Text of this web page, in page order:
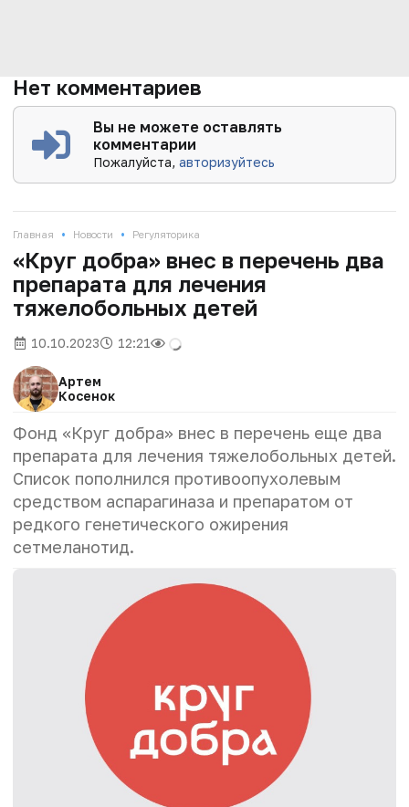
Нет комментариев
Вы не можете оставлять
комментарии
Пожалуйста,авторизуйтесь
Главная • Новости • Регуляторика
«Круг добра» внес в перечень два
препарата для лечения
тяжелобольных детей
10.10.2023 12:21
Артем
Косенок
Фонд «Круг добра» внес в перечень еще два
препарата для лечения тяжелобольных детей.
Список пополнился противоопухолевым
средством аспарагиназа и препаратом от
редкого генетического ожирения
сетмеланотид.